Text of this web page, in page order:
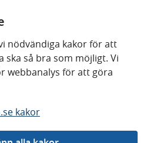
nödvändiga kakor för att
ska så bra som möjligt. Vi
webbanalys för att göra
kakor